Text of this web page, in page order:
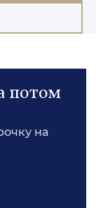
потом
на